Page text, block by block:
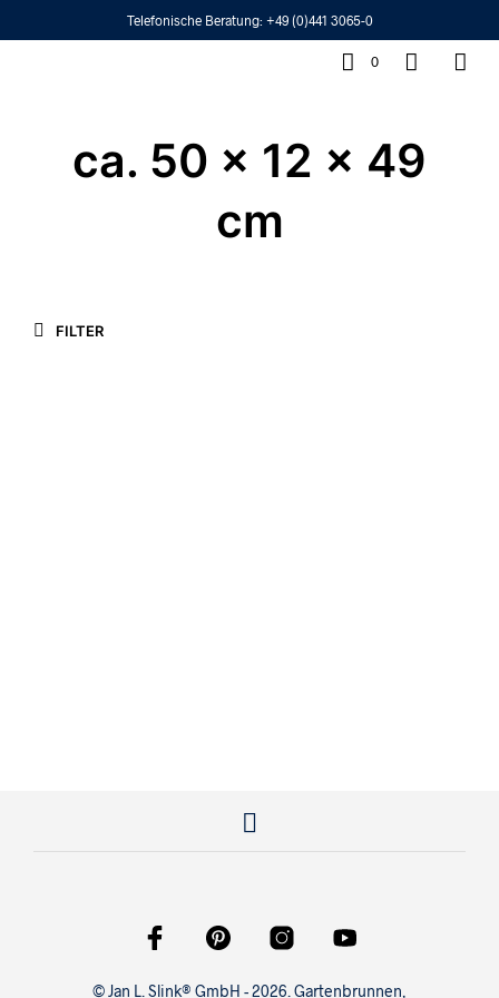
Telefonische Beratung: +49 (0)441 3065-0
0
ca. 50 x 12 x 49
cm
FILTER
© Jan L. Slink® GmbH - 2026. Gartenbrunnen,